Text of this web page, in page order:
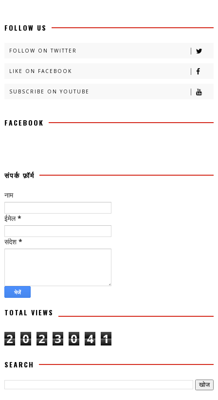
FOLLOW US
FOLLOW ON TWITTER
LIKE ON FACEBOOK
SUBSCRIBE ON YOUTUBE
FACEBOOK
संपर्क फ़ॉर्म
नाम
ईमेल*
संदेश *
TOTAL VIEWS
2 0 2 3 0 4 1
SEARCH